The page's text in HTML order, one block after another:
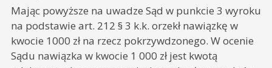
Mając powyższe na uwadze Sąd w punkcie 3 wyroku
na podstawie art. 212 § 3 k.k. orzekł nawiązkę w
kwocie 1000 zł na rzecz pokrzywdzonego. W ocenie
Sądu nawiązka w kwocie 1 000 zł jest kwotą